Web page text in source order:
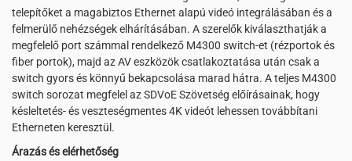
telepítőket a magabiztos Ethernet alapú videó integrálásában és a
felmerülő nehézségek elhárításában. A szerelők kiválaszthatják a
megfelelő port számmal rendelkező M4300 switch-et (rézportok és
fiber portok), majd az AV eszközök csatlakoztatása után csak a
switch gyors és könnyű bekapcsolása marad hátra. A teljes M4300
switch sorozat megfelel az SDVoE Szövetség előírásainak, hogy
késleltetés- és veszteségmentes 4K videót lehessen továbbítani
Etherneten keresztül.
Árazás és elérhetőség